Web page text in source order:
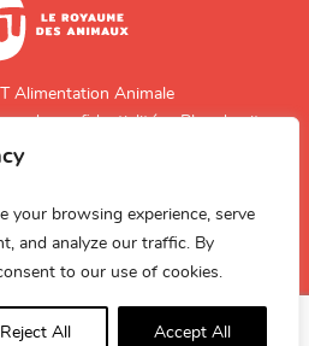
your browsing experience, serve
and analyze our traffic. By
to our use of cookies.
Reject All Accept All
Alimentation Animale
de confidentialité Plan du site